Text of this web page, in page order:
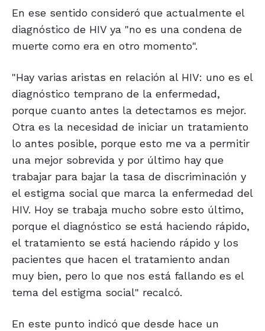
En ese sentido consideró que actualmente el
diagnóstico de HIV ya "no es una condena de
muerte como era en otro momento".
"Hay varias aristas en relación al HIV: uno es el
diagnóstico temprano de la enfermedad,
porque cuanto antes la detectamos es mejor.
Otra es la necesidad de iniciar un tratamiento
lo antes posible, porque esto me va a permitir
una mejor sobrevida y por último hay que
trabajar para bajar la tasa de discriminación y
el estigma social que marca la enfermedad del
HIV. Hoy se trabaja mucho sobre esto último,
porque el diagnóstico se está haciendo rápido,
el tratamiento se está haciendo rápido y los
pacientes que hacen el tratamiento andan
muy bien, pero lo que nos está fallando es el
tema del estigma social" recalcó.
En este punto indicó que desde hace un